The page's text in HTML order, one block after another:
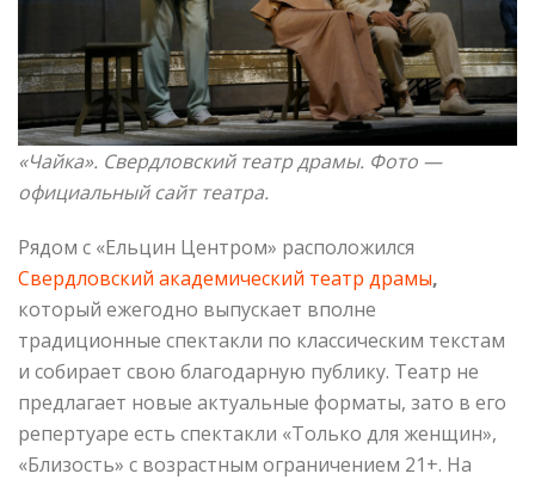
«Чайка». Свердловский театр драмы. Фото —
официальный сайт театра.
Рядом с «Ельцин Центром» расположился
Свердловский академический театр драмы,
который ежегодно выпускает вполне
традиционные спектакли по классическим текстам
и собирает свою благодарную публику. Театр не
предлагает новые актуальные форматы, зато в его
репертуаре есть спектакли «Только для женщин»,
«Близость» с возрастным ограничением 21+. На